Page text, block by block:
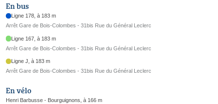
En bus
Ligne 178, à 183 m
Arrêt Gare de Bois-Colombes - 31bis Rue du Général Leclerc
Ligne 167, à 183 m
Arrêt Gare de Bois-Colombes - 31bis Rue du Général Leclerc
Ligne J, à 183 m
Arrêt Gare de Bois-Colombes - 31bis Rue du Général Leclerc
En vélo
Henri Barbusse - Bourguignons, à 166 m